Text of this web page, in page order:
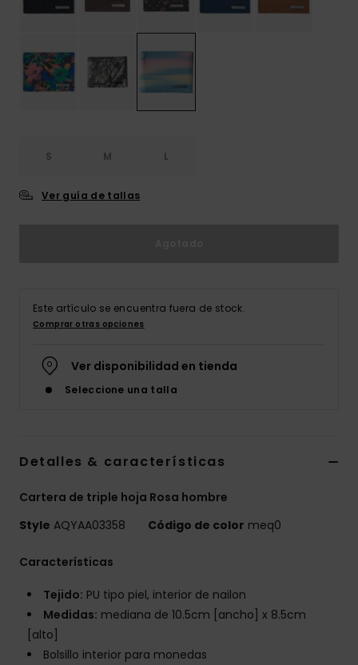
S M L
Ver guía de tallas
Este artículo se encuentra fuera de stock.
Comprar otras opciones
Ver disponibilidad en tienda
Seleccione una talla
Detalles & características
Cartera de triple hoja Rosa hombre
Style AQYAA03358 Código de color meq0
Características
Tejido: PU tipo piel, interior de nailon
Medidas: mediana de 10.5cm [ancho] x 8.5cm
[alto]
Bolsillo interior para monedas